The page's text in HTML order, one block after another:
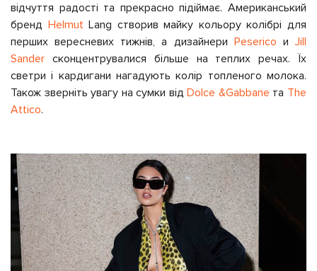
відчуття радості та прекрасно підіймає. Американський
бренд HelmutLang створив майку кольору колібрі для
перших вересневих тижнів, а дизайнери Peserico иJill
Sander сконцентрувалися більше на теплих речах. Їх
светри і кардигани нагадують колір топленого молока.
Також зверніть увагу на сумки відDolce &Gabbane та The
Attico.